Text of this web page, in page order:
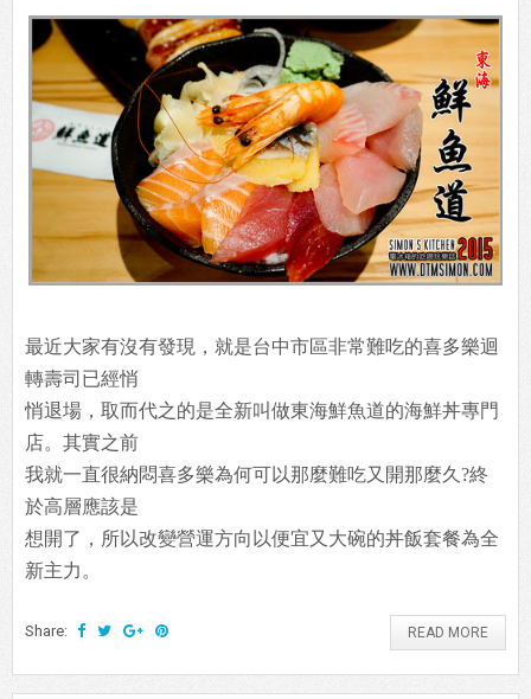
最近大家有沒有發現，就是台中市區非常難吃的喜多樂迴
轉壽司已經悄
悄退場，取而代之的是全新叫做東海鮮魚道的海鮮丼專門
店。其實之前
我就一直很納悶喜多樂為何可以那麼難吃又開那麼久?終
於高層應該是
想開了，所以改變營運方向以便宜又大碗的丼飯套餐為全
新主力。
Share: READ MORE